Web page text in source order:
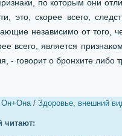
по которым они
это, скорее всего,
независимо от того,
всего, является
- говорит о бронхите либо
Он+Она/ Здоровье, внешний
читают: